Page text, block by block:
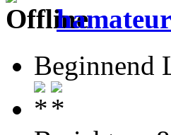
hamateur
Beginnend